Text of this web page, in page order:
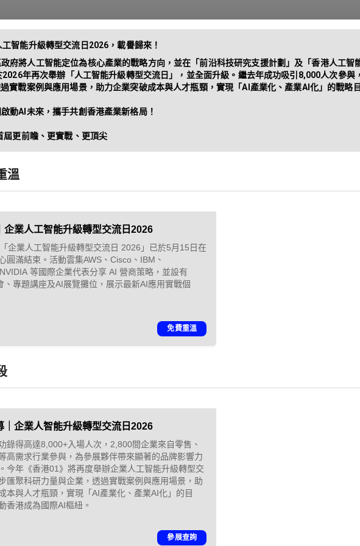
昔日活動 企業方案
工智能升級轉型交流日2026，載譽歸來！
府將人工智能定位為核心產業的戰略方向，並在「前沿科技研究支援計劃」及「香港人工智
2026年再次舉辦「人工智能升級轉型交流日」，並全面升級。繼去年成功吸引8,000人次參
實戰案例與應用場景，助力企業突破成本與人才瓶頸，實現「AI產業化、產業AI化」的戰略
動AI未來，攜手共創香港產業新格局！
屆更前瞻、更實戰、更頂尖
溫
企業人工智能升級轉型交流日2026
「企業人工智能升級轉型交流日 2026」已於5月15日在
圓滿結束。活動雲集AWS、Cisco、IBM、
等國際企業代表分享 AI 營商策略，並設有
、專題講座及AI展覽攤位，展示最新AI應用實戰個
免費重溫
｜企業人智能升級轉型交流日2026
錄得高達8,000+入場人次，2,800間企業來自零售、
高需求行業參與，為參展夥伴帶來顯著的品牌影響力
今年《香港01》將再度舉辦企業人工智能升級轉型交
匯聚科研力量與企業，透過實戰案例與應用場景，助
本與人才瓶頸，實現「AI產業化、產業AI化」的目
香港成為國際AI樞紐。
參展查詢